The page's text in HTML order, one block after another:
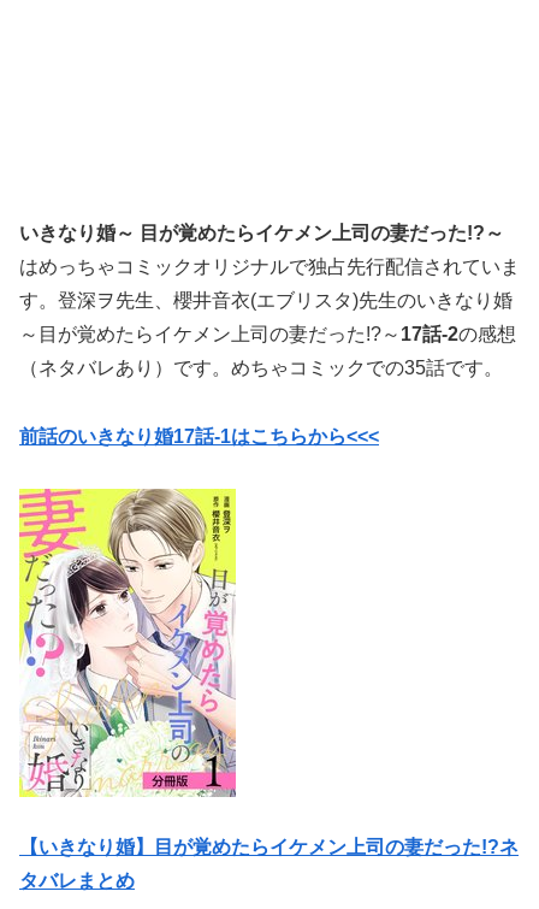
いきなり婚～ 目が覚めたらイケメン上司の妻だった!?～
はめっちゃコミックオリジナルで独占先行配信されていま
す。 登深ヲ先生、 櫻井音衣(エブリスタ)先生のいきなり婚
～目が覚めたらイケメン上司の妻だった!?～ 17話-2の感想
（ネタバレあり）です。めちゃコミックでの35話です。
前話のいきなり婚17話-1はこちらから<<<
【いきなり婚】目が覚めたらイケメン上司の妻だった!?ネ
タバレまとめ